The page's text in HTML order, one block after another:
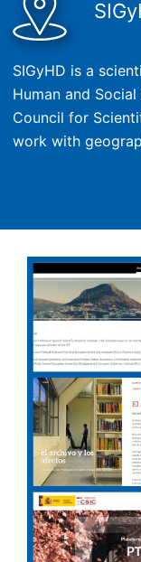
SIGyHD is a
Human and
Council for
work with